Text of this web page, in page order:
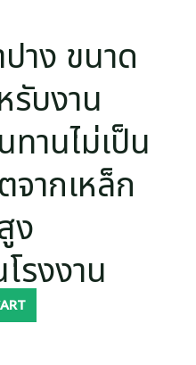
าง ขนาด
รับงาน
ทานไม่เป็น
ากเหล็ก
ง
รงงาน